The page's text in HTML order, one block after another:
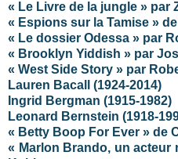
« Le Livre de la jungle » par
« Espions sur la Tamise »
« Le dossier Odessa » par
« Brooklyn Yiddish » par
« West Side Story » par
Lauren Bacall (1924-2014)
Ingrid Bergman (1915-1982)
Leonard Bernstein (1918-
« Betty Boop For Ever » de
« Marlon Brando, un acteur